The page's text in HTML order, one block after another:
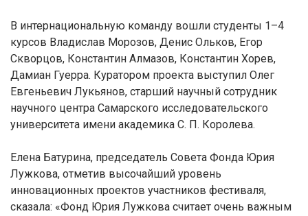
В интернациональную команду вошли студенты 1–4
курсов Владислав Морозов, Денис Ольков, Егор
Скворцов, Константин Алмазов, Константин Хорев,
Дамиан Гуерра. Куратором проекта выступил Олег
Евгеньевич Лукьянов, старший научный сотрудник
научного центра Самарского исследовательского
университета имени академика С. П. Королева.
Елена Батурина, председатель Совета Фонда Юрия
Лужкова, отметив высочайший уровень
инновационных проектов участников фестиваля,
сказала: «Фонд Юрия Лужкова считает очень важным